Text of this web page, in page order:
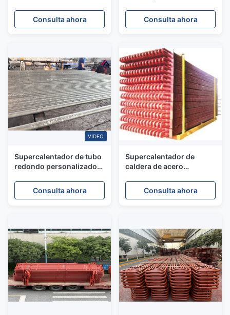
calderas industriales
Consulta ahora
evaporador del
intercambiador de calor
Consulta ahora
VIDEO
Supercalentador de tubo
redondo personalizado
reacondicionador para
transferencia de calor
Consulta ahora
Supercalentador de
caldera de acero
transferencia de calor
industrial
Consulta ahora